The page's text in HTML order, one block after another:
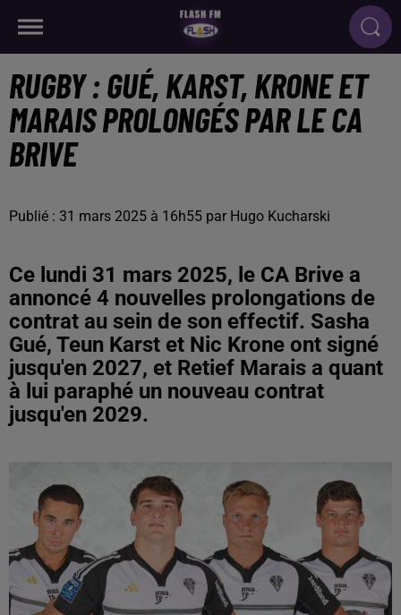
RUGBY : GUÉ, KARST, KRONE ET
MARAIS PROLONGÉS PAR LE CA
BRIVE
Publié : 31 mars 2025 à 16h55 par Hugo Kucharski
Ce lundi 31 mars 2025, le CA Brive a
annoncé 4 nouvelles prolongations de
contrat au sein de son effectif. Sasha
Gué, Teun Karst et Nic Krone ont signé
jusqu'en 2027, et Retief Marais a quant
à lui paraphé un nouveau contrat
jusqu'en 2029.